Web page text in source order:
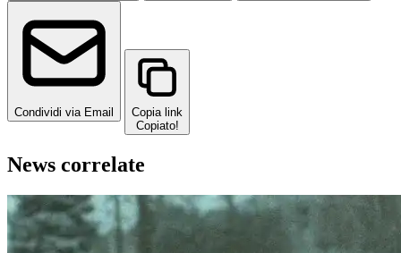
Condividi via Email
Copia link
Copiato!
News correlate